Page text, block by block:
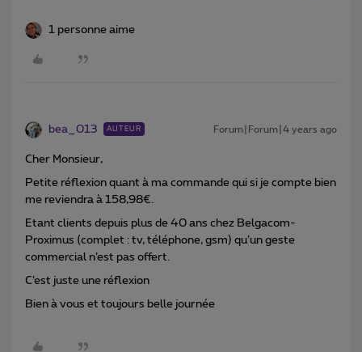
1 personne aime
bea_013 AUTEUR Forum|Forum|4 years ago
Cher Monsieur,
Petite réflexion quant à ma commande qui si je compte bien
me reviendra à 158,98€.
Etant clients depuis plus de 40 ans chez Belgacom-
Proximus (complet : tv, téléphone, gsm) qu’un geste
commercial n’est pas offert.
C’est juste une réflexion
Bien à vous et toujours belle journée